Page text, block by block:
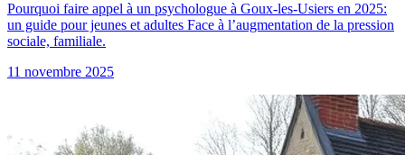
Pourquoi faire appel à un psychologue à Goux-les-Usiers en 2025:
un guide pour jeunes et adultes Face à l’augmentation de la pression
sociale, familiale.
11 novembre 2025